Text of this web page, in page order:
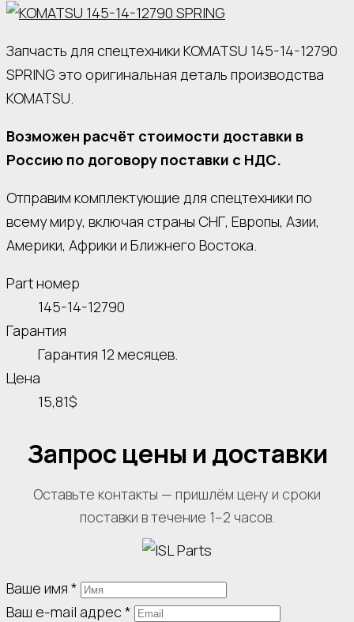
Запчасть для спецтехники KOMATSU 145-14-12790
SPRING это оригинальная деталь производства
KOMATSU.
Возможен расчёт стоимости доставки в
Россию по договору поставки с НДС.
Отправим комплектующие для спецтехники по
всему миру, включая страны СНГ, Европы, Азии,
Америки, Африки и Ближнего Востока.
Part номер
145-14-12790
Гарантия
Гарантия 12 месяцев.
Цена
15,81$
Запрос цены и доставки
Оставьте контакты — пришлём цену и сроки
поставки в течение 1–2 часов.
Ваше имя *
Ваш e-mail адрес*